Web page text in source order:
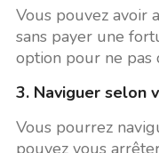
Vous pouvez avoir
sans payer une
option pour ne pas
3. Naviguer selon
Vous pourrez
pouvez vous